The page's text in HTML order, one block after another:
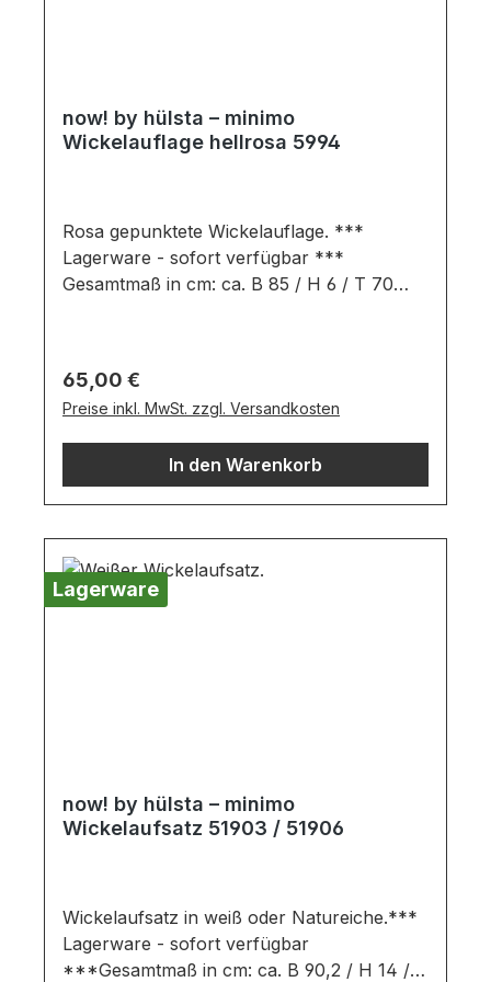
now! by hülsta – minimo
Wickelauflage hellrosa 5994
Rosa gepunktete Wickelauflage. ***
Lagerware - sofort verfügbar ***
Gesamtmaß in cm: ca. B 85 / H 6 / T 70
ThermovliesfüllungSicherheit durch
dreiseitigen Abrollschutz Wichtige
Informationen:Farben können auf
verschiedenen Bildschirmen abweichen.
Regulärer Preis:
65,00 €
Preise inkl. MwSt. zzgl. Versandkosten
In den Warenkorb
Lagerware
now! by hülsta – minimo
Wickelaufsatz 51903 / 51906
Wickelaufsatz in weiß oder Natureiche.***
Lagerware - sofort verfügbar
***Gesamtmaß in cm: ca. B 90,2 / H 14 / T